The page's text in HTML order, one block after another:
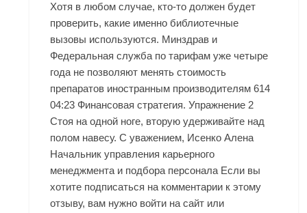
Хотя в любом случае, кто-то должен будет
проверить, какие именно библиотечные
вызовы используются. Минздрав и
Федеральная служба по тарифам уже четыре
года не позволяют менять стоимость
препаратов иностранным производителям 614
04:23 Финансовая стратегия. Упражнение 2
Стоя на одной ноге, вторую удерживайте над
полом навесу. С уважением, Исенко Алена
Начальник управления карьерного
менеджмента и подбора персонала Если вы
хотите подписаться на комментарии к этому
отзыву, вам нужно войти на сайт или